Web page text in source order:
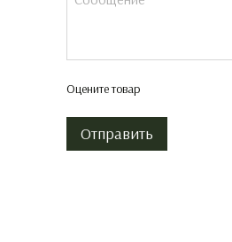
Оцените товар
Отправить